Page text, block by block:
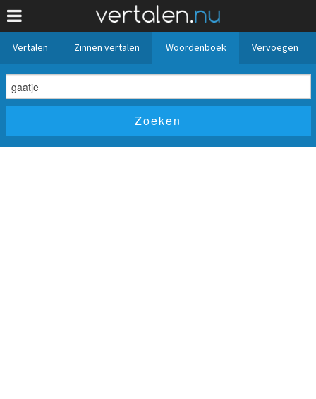
Vertalen Zinnen vertalen Woordenboek Vervoegen